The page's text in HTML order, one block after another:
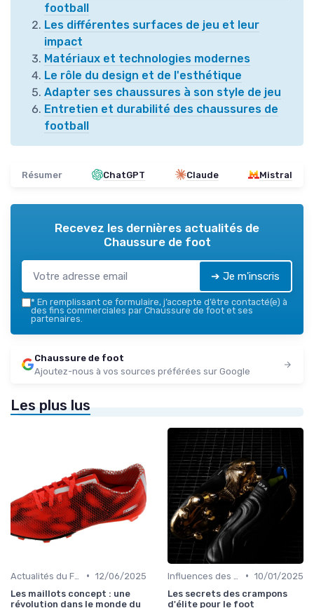
football
Les différentes surfaces de jeu et leur
impact
Matériaux et technologies modernes
Le rôle du design et de l'esthétique
Adapter ses chaussures à son style de jeu
Entretien et durabilité des chaussures de
football
Résumer ChatGPT Claude Mistral
Recevez les dernières actualités de
Chaussure de foot
➔ Je m'inscris
* En remplissant ce formulaire, j’accepte d’être contacté(e) à
des fins commerciales par Chaussure de foot et ses
partenaires.
Chaussure de foot
Ajoutez-nous à vos sources préférées sur Google
Les plus lus
• 12/06/2025
Les maillots concept : une
révolution dans le monde du
• 10/01/2025
Les secrets des crampons
d'élite pour le foot